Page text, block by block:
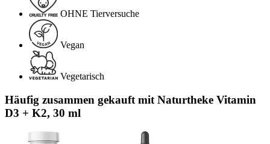
OHNE Tierversuche
Vegan
Vegetarisch
Häufig zusammen gekauft mit Naturtheke Vitamin
D3 + K2, 30 ml